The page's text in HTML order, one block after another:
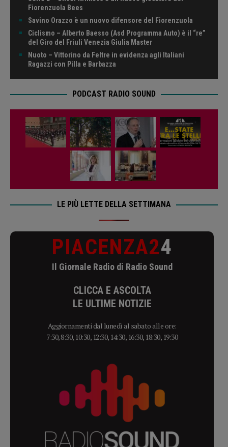
Fiorenzuola Bees
Savino Orazzo è un nuovo difensore del Fiorenzuola
Ciclismo – Alberto Baesso (Asd Programma Auto) è il “re”
del Giro del Friuli Venezia Giulia Master
Nuoto – Vittorino da Feltre in evidenza agli Italiani
Ragazzi con Pilla e Barbazza
PODCAST RADIO SOUND
LE PIÙ LETTE DELLA SETTIMANA
PIACENZA24
Il Giornale Radio di Radio Sound
CLICCA E ASCOLTA
LE ULTIME NOTIZIE
Aggiornamenti dal lunedì al sabato alle ore:
7:30, 8:30, 10:30, 12:30, 14:30, 16:30, 18:30, 19:30